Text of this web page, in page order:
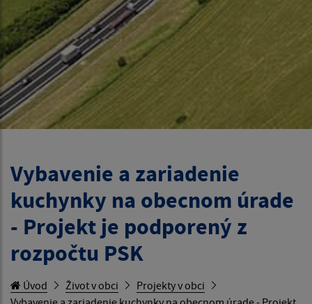
Vybavenie a zariadenie
kuchynky na obecnom úrade
- Projekt je podporený z
rozpočtu PSK
Úvod Život v obci
Projekty v obci